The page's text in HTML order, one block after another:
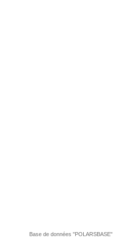
Base de données "POLARSBASE"